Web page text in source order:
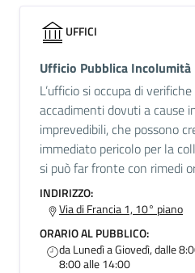
UFFICI
Ufficio Pubblica Incolumità
L’ufficio si occupa di
accadimenti dovuti a cause
imprevedibili, che possono
immediato pericolo per la
si può far fronte con rimedi
INDIRIZZO:
Via di Francia 1, 10° piano
ORARIO AL PUBBLICO:
da Lunedì a Giovedì, dalle
8:00 alle 14:00